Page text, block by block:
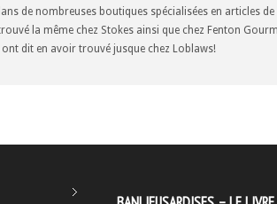
de nombreuses boutiques spécialisées en articles de
la même chez Stokes ainsi que chez Fenton
dit en avoir trouvé jusque chez Loblaws!